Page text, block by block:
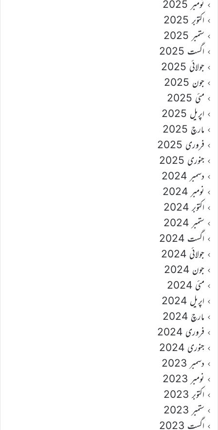
نومبر 2025
اکتوبر 2025
ستمبر 2025
اگست 2025
جولائی 2025
جون 2025
مئی 2025
اپریل 2025
مارچ 2025
فروری 2025
جنوری 2025
دسمبر 2024
نومبر 2024
اکتوبر 2024
ستمبر 2024
اگست 2024
جولائی 2024
جون 2024
مئی 2024
اپریل 2024
مارچ 2024
فروری 2024
جنوری 2024
دسمبر 2023
نومبر 2023
اکتوبر 2023
ستمبر 2023
اگست 2023